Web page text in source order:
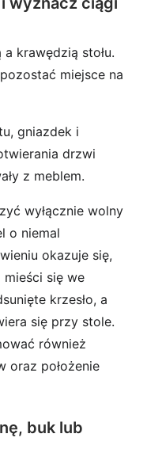
krawędzią stołu.
miejsce na
gniazdek i
drzwi
z meblem.
wyłącznie wolny
o niemal
okazuje się,
się we
krzesło, a
się przy stole.
również
oraz położenie
buk lub